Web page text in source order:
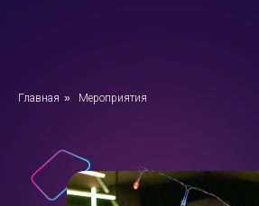
Главная » Мероприятия